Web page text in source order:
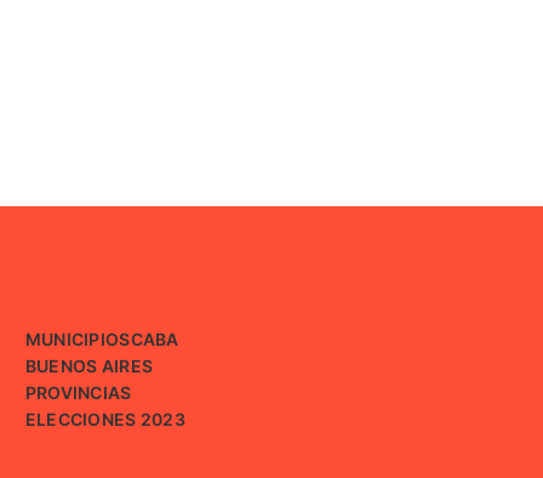
MUNICIPIOSCABA
BUENOS AIRES
PROVINCIAS
ELECCIONES 2023